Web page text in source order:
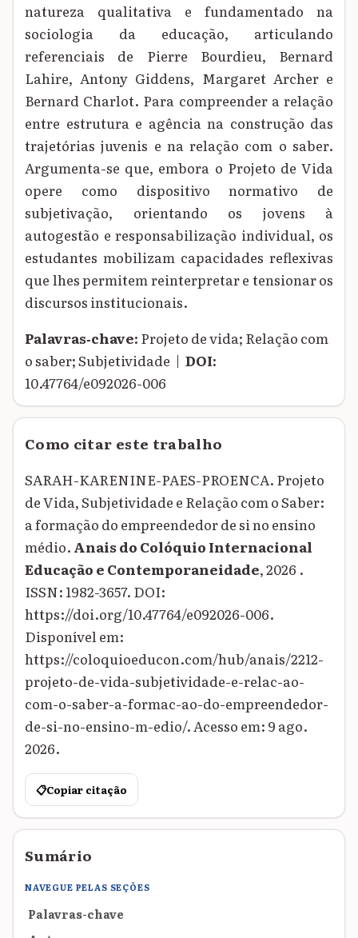
natureza qualitativa e fundamentado na
sociologia da educação, articulando
referenciais de Pierre Bourdieu, Bernard
Lahire, Antony Giddens, Margaret Archer e
Bernard Charlot. Para compreender a relação
entre estrutura e agência na construção das
trajetórias juvenis e na relação com o saber.
Argumenta-se que, embora o Projeto de Vida
opere como dispositivo normativo de
subjetivação, orientando os jovens à
autogestão e responsabilização individual, os
estudantes mobilizam capacidades reflexivas
que lhes permitem reinterpretar e tensionar os
discursos institucionais.
Palavras‑chave: Projeto de vida; Relação com
o saber; Subjetividade | DOI:
10.47764/e092026-006
Como citar este trabalho
SARAH-KARENINE-PAES-PROENCA. Projeto
de Vida, Subjetividade e Relação com o Saber:
a formação do empreendedor de si no ensino
médio. Anais do Colóquio Internacional
Educação e Contemporaneidade, 2026 .
ISSN: 1982-3657. DOI:
https://doi.org/10.47764/e092026-006.
Disponível em:
https://coloquioeducon.com/hub/anais/2212-
projeto-de-vida-subjetividade-e-relac-ao-
com-o-saber-a-formac-ao-do-empreendedor-
de-si-no-ensino-m-edio/. Acesso em: 9 ago.
2026.
📋Copiar citação
Sumário
NAVEGUE PELAS SEÇÕES
Palavras-chave